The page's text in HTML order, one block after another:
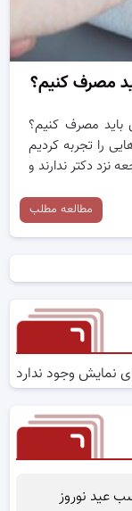
مصرف کنیم؟
مصرف کنیم؟
را تجربه کردیم
نزد دکتر ندارند و
مطالعه مطلب
نمایش وجود ندارد
عید نوروز